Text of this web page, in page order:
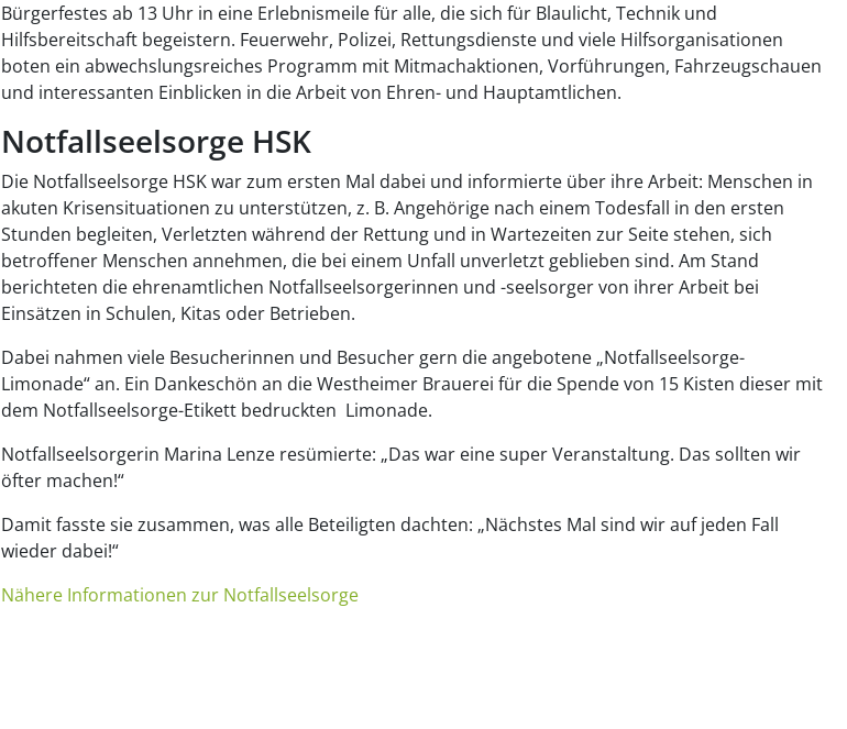
Bürgerfestes ab 13 Uhr in eine Erlebnismeile für alle, die sich für Blaulicht, Technik und
Hilfsbereitschaft begeistern. Feuerwehr, Polizei, Rettungsdienste und viele Hilfsorganisationen
boten ein abwechslungsreiches Programm mit Mitmachaktionen, Vorführungen, Fahrzeugschauen
und interessanten Einblicken in die Arbeit von Ehren- und Hauptamtlichen.
Notfallseelsorge HSK
Die Notfallseelsorge HSK war zum ersten Mal dabei und informierte über ihre Arbeit: Menschen in
akuten Krisensituationen zu unterstützen, z. B. Angehörige nach einem Todesfall in den ersten
Stunden begleiten, Verletzten während der Rettung und in Wartezeiten zur Seite stehen, sich
betroffener Menschen annehmen, die bei einem Unfall unverletzt geblieben sind. Am Stand
berichteten die ehrenamtlichen Notfallseelsorgerinnen und -seelsorger von ihrer Arbeit bei
Einsätzen in Schulen, Kitas oder Betrieben.
Dabei nahmen viele Besucherinnen und Besucher gern die angebotene „Notfallseelsorge-
Limonade“ an. Ein Dankeschön an die Westheimer Brauerei für die Spende von 15 Kisten dieser mit
dem Notfallseelsorge-Etikett bedruckten Limonade.
Notfallseelsorgerin Marina Lenze resümierte: „Das war eine super Veranstaltung. Das sollten wir
öfter machen!“
Damit fasste sie zusammen, was alle Beteiligten dachten: „Nächstes Mal sind wir auf jeden Fall
wieder dabei!“
Nähere Informationen zur Notfallseelsorge